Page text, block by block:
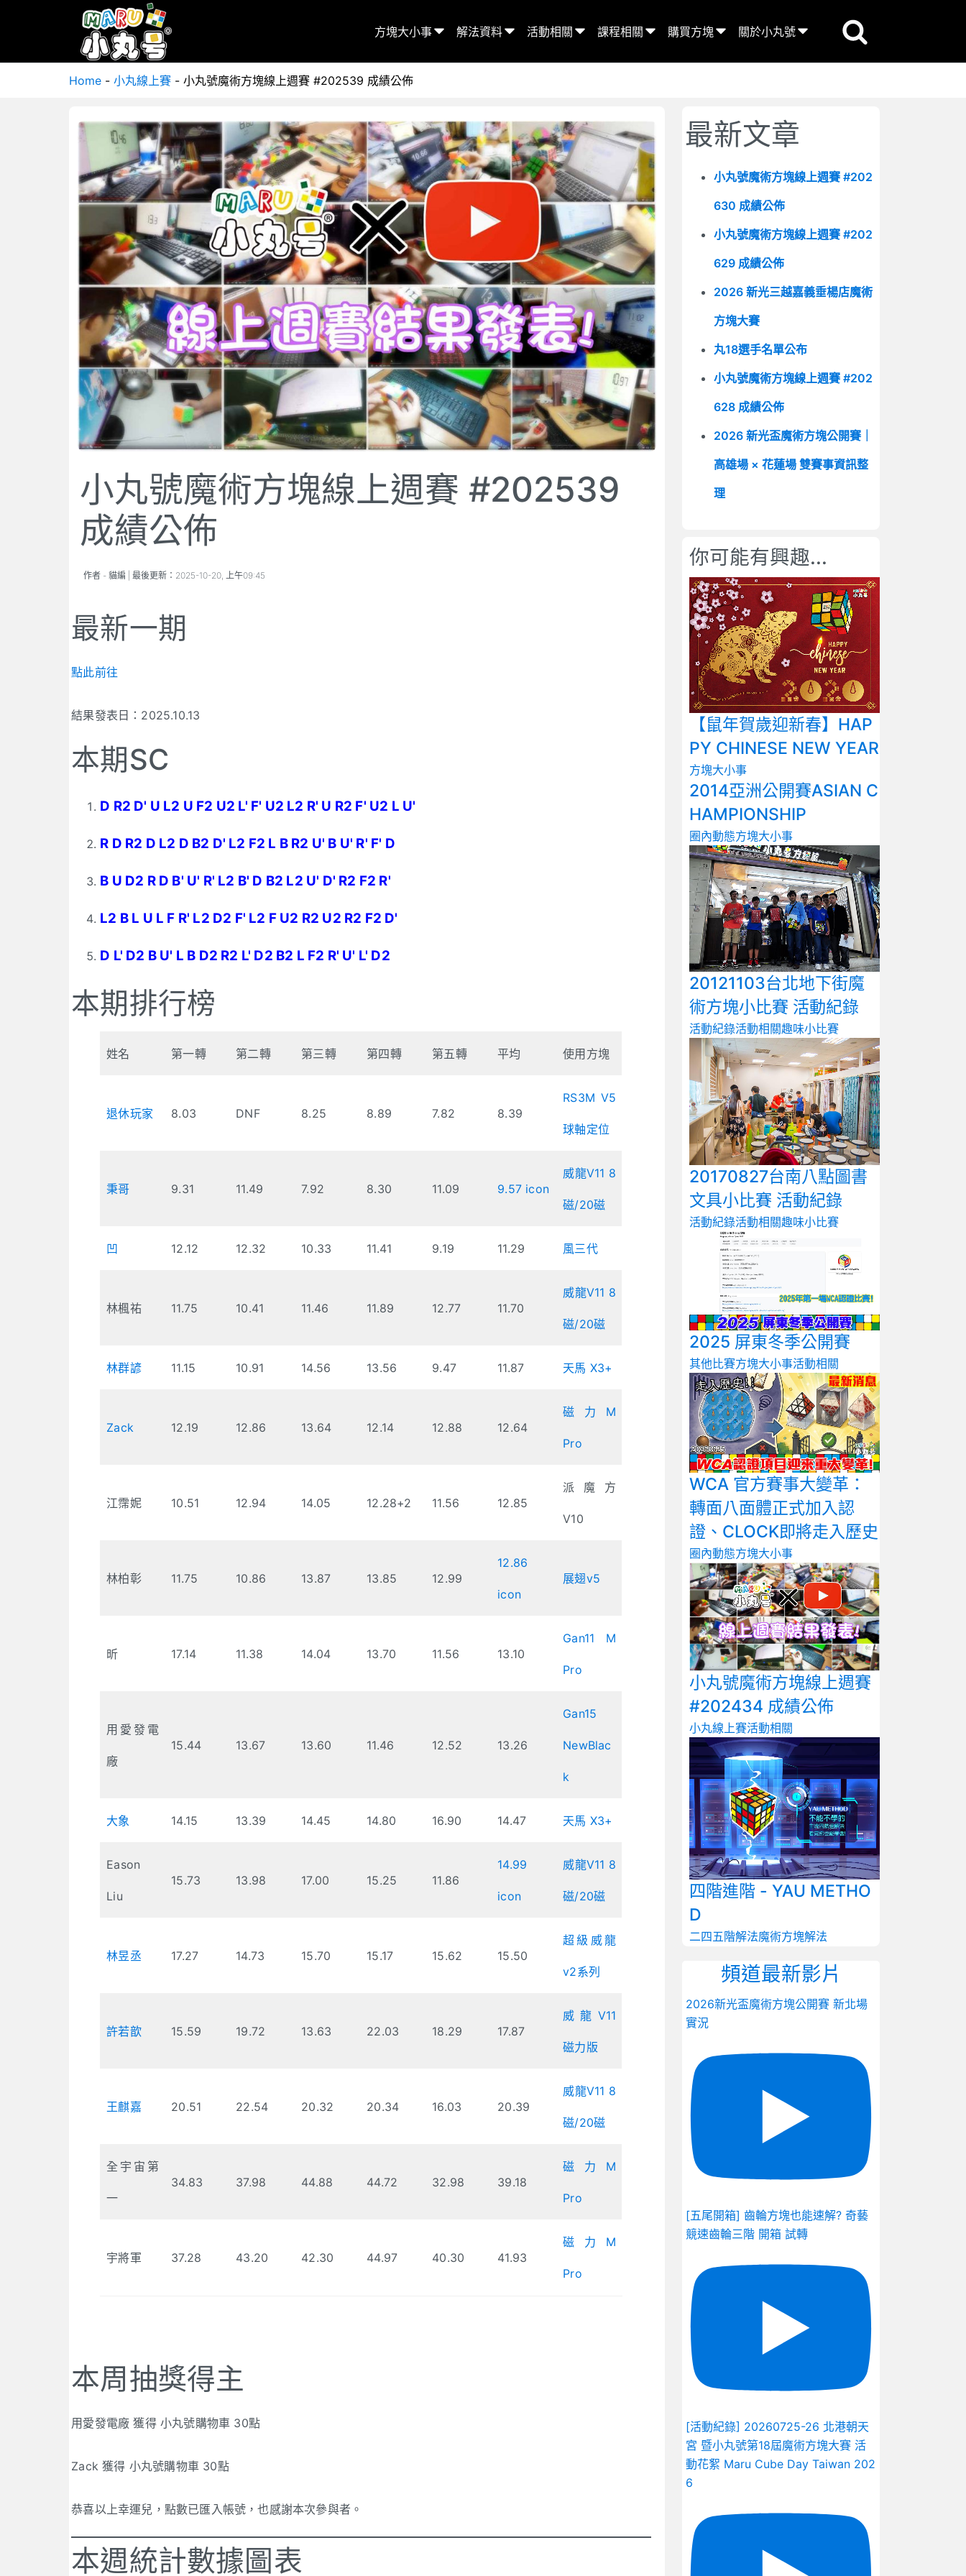
方塊大小事 解法資料 活動相關 課程相關 購買方塊 關於小丸號
Home - 小丸線上賽 - 小丸號魔術方塊線上週賽 #202539 成績公佈
小丸號魔術方塊線上週賽 #202539
成績公佈
作者 - 貓編 | 最後更新： 2025-10-20, 上午09:45
最新一期
點此前往
結果發表日：2025.10.13
本期SC
D R2 D' U L2 U F2 U2 L' F' U2 L2 R' U R2 F' U2 L U'
R D R2 D L2 D B2 D' L2 F2 L B R2 U' B U' R' F' D
B U D2 R D B' U' R' L2 B' D B2 L2 U' D' R2 F2 R'
L2 B L U L F R' L2 D2 F' L2 F U2 R2 U2 R2 F2 D'
D L' D2 B U' L B D2 R2 L' D2 B2 L F2 R' U' L' D2
本期排行榜
姓名 第一轉 第二轉 第三轉 第四轉 第五轉 平均 使用方塊
退休玩家 8.03 DNF 8.25 8.89 7.82 8.39
RS3M V5
球軸定位
秉哥 9.31 11.49 7.92 8.30 11.09 9.57 icon
威龍V11 8
磁/20磁
凹 12.12 12.32 10.33 11.41 9.19 11.29 風三代
林楓祐 11.75 10.41 11.46 11.89 12.77 11.70
威龍V11 8
磁/20磁
林群諺 11.15 10.91 14.56 13.56 9.47 11.87 天馬 X3+
Zack 12.19 12.86 13.64 12.14 12.88 12.64
磁力M
Pro
江霈妮 10.51 12.94 14.05 12.28+2 11.56 12.85
派魔方
V10
林柏彰 11.75 10.86 13.87 13.85 12.99
12.86
icon
展翅v5
昕 17.14 11.38 14.04 13.70 11.56 13.10
Gan11 M
Pro
用愛發電
廠
15.44 13.67 13.60 11.46 12.52 13.26
Gan15
NewBlac
k
大象 14.15 13.39 14.45 14.80 16.90 14.47 天馬 X3+
Eason
Liu
15.73 13.98 17.00 15.25 11.86
14.99
icon
威龍V11 8
磁/20磁
林昱丞 17.27 14.73 15.70 15.17 15.62 15.50
超級威龍
v2系列
許若歆 15.59 19.72 13.63 22.03 18.29 17.87
威龍V11
磁力版
王麒嘉 20.51 22.54 20.32 20.34 16.03 20.39
威龍V11 8
磁/20磁
全宇宙第
一
34.83 37.98 44.88 44.72 32.98 39.18
磁力M
Pro
宇將軍 37.28 43.20 42.30 44.97 40.30 41.93
磁力M
Pro
本周抽獎得主
用愛發電廠 獲得 小丸號購物車 30點
Zack 獲得 小丸號購物車 30點
恭喜以上幸運兒，點數已匯入帳號，也感謝本次參與者。
本週統計數據圖表
最新文章
小丸號魔術方塊線上週賽 #202
630 成績公佈
小丸號魔術方塊線上週賽 #202
629 成績公佈
2026 新光三越嘉義垂楊店魔術
方塊大賽
丸18選手名單公布
小丸號魔術方塊線上週賽 #202
628 成績公佈
2026 新光盃魔術方塊公開賽｜
高雄場 × 花蓮場 雙賽事資訊整
理
你可能有興趣...
【鼠年賀歲迎新春】HAP
PY CHINESE NEW YEAR
方塊大小事
2014亞洲公開賽ASIAN C
HAMPIONSHIP
圈內動態方塊大小事
20121103台北地下街魔
術方塊小比賽 活動紀錄
活動紀錄活動相關趣味小比賽
20170827台南八點圖書
文具小比賽 活動紀錄
活動紀錄活動相關趣味小比賽
2025 屏東冬季公開賽
其他比賽方塊大小事活動相關
WCA 官方賽事大變革：
轉面八面體正式加入認
證、CLOCK即將走入歷史
圈內動態方塊大小事
小丸號魔術方塊線上週賽
#202434 成績公佈
小丸線上賽活動相關
四階進階 - YAU METHO
D
二四五階解法魔術方塊解法
頻道最新影片
2026新光盃魔術方塊公開賽 新北場
實況
[五尾開箱] 齒輪方塊也能速解? 奇藝
競速齒輪三階 開箱 試轉
[活動紀錄] 20260725-26 北港朝天
宮 暨小丸號第18屆魔術方塊大賽 活
動花絮 Maru Cube Day Taiwan 202
6